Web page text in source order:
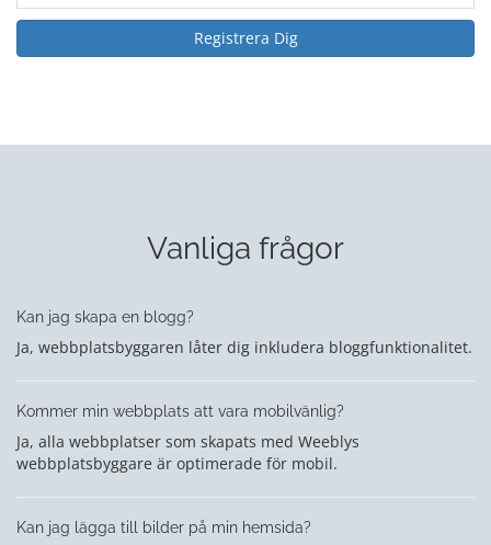
Registrera Dig
Vanliga frågor
Kan jag skapa en blogg?
Ja, webbplatsbyggaren låter dig inkludera bloggfunktionalitet.
Kommer min webbplats att vara mobilvänlig?
Ja, alla webbplatser som skapats med Weeblys
webbplatsbyggare är optimerade för mobil.
Kan jag lägga till bilder på min hemsida?